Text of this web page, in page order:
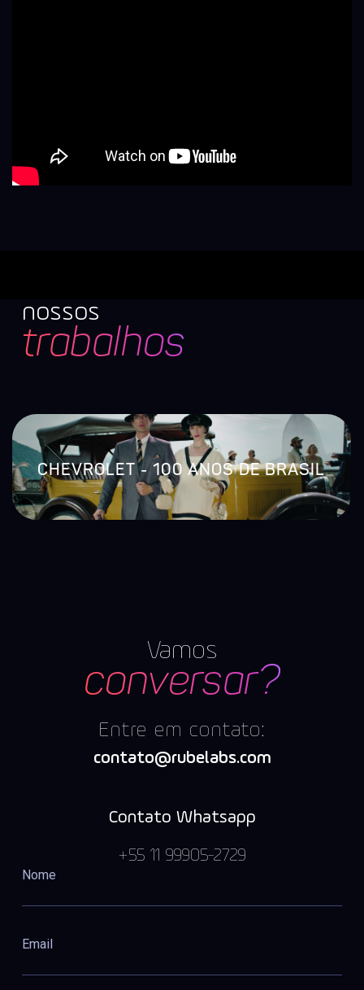
nossos
trabalhos
CHEVROLET - 100 ANOS DE BRASIL
Vamos
conversar?
Entre em contato:
contato@rubelabs.com
Contato Whatsapp
+55 11 99905-2729